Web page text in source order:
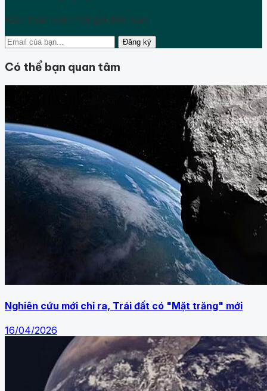
Kiến thức mới nhất gửi đến bạn.
Đăng ký
Có thể bạn quan tâm
Nghiên cứu mới chỉ ra, Trái đất có "Mặt trăng" mới
16/04/2026